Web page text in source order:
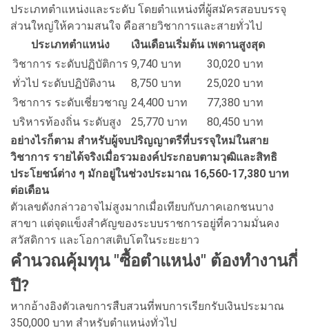
ประเภทตำแหน่งและระดับ โดยตำแหน่งที่ผู้สมัครสอบบรรจุ
ส่วนใหญ่ให้ความสนใจ คือสายวิชาการและสายทั่วไป
ประเภทตำแหน่ง
เงินเดือนเริ่มต้น เพดานสูงสุด
วิชาการ ระดับปฏิบัติการ 9,740 บาท
30,020 บาท
ทั่วไป ระดับปฏิบัติงาน
8,750 บาท
25,020 บาท
วิชาการ ระดับเชี่ยวชาญ 24,400 บาท
77,380 บาท
บริหารท้องถิ่น ระดับสูง
25,770 บาท
80,450 บาท
อย่างไรก็ตาม สำหรับผู้จบปริญญาตรีที่บรรจุใหม่ในสาย
วิชาการ รายได้จริงเมื่อรวมองค์ประกอบตามวุฒิและสิทธิ
ประโยชน์ต่าง ๆ มักอยู่ในช่วงประมาณ 16,560-17,380 บาท
ต่อเดือน
ตัวเลขดังกล่าวอาจไม่สูงมากเมื่อเทียบกับภาคเอกชนบาง
สาขา แต่จุดแข็งสำคัญของระบบราชการอยู่ที่ความมั่นคง
สวัสดิการ และโอกาสเติบโตในระยะยาว
คำนวณคุ้มทุน "ซื้อตำแหน่ง" ต้องทำงานกี่
ปี?
หากอ้างอิงตัวเลขการสืบสวนที่พบการเรียกรับเงินประมาณ
350,000 บาท สำหรับตำแหน่งทั่วไป